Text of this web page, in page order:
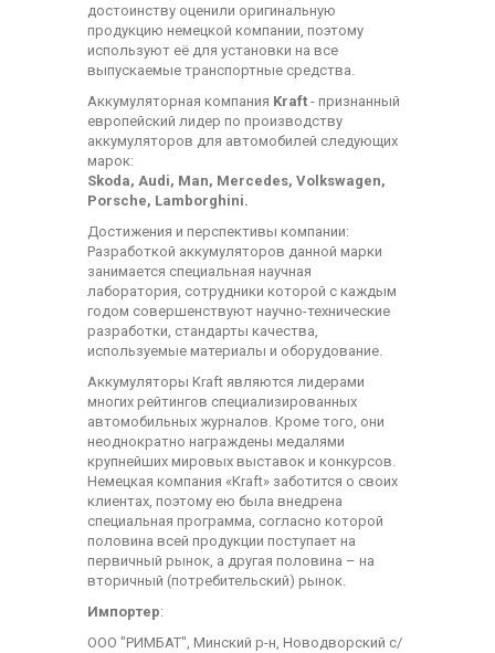
достоинству оценили оригинальную
продукцию немецкой компании, поэтому
используют её для установки на все
выпускаемые транспортные средства.
Аккумуляторная компания Kraft - признанный
европейский лидер по производству
аккумуляторов для автомобилей следующих
марок:
Skoda, Audi, Man, Mercedes, Volkswagen,
Porsche, Lamborghini.
Достижения и перспективы компании:
Разработкой аккумуляторов данной марки
занимается специальная научная
лаборатория, сотрудники которой с каждым
годом совершенствуют научно-технические
разработки, стандарты качества,
используемые материалы и оборудование.
Аккумуляторы Kraft являются лидерами
многих рейтингов специализированных
автомобильных журналов. Кроме того, они
неоднократно награждены медалями
крупнейших мировых выставок и конкурсов.
Немецкая компания «Kraft» заботится о своих
клиентах, поэтому ею была внедрена
специальная программа, согласно которой
половина всей продукции поступает на
первичный рынок, а другая половина – на
вторичный (потребительский) рынок.
Импортер:
ООО "РИМБАТ", Минский р-н, Новодворский с/